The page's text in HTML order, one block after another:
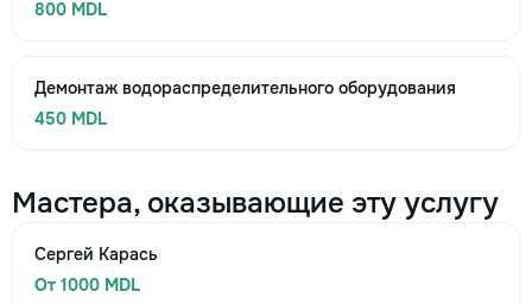
800 MDL
Демонтаж водораспределительного оборудования
450 MDL
Мастера, оказывающие эту услугу
Сергей Карась
От 1000 MDL